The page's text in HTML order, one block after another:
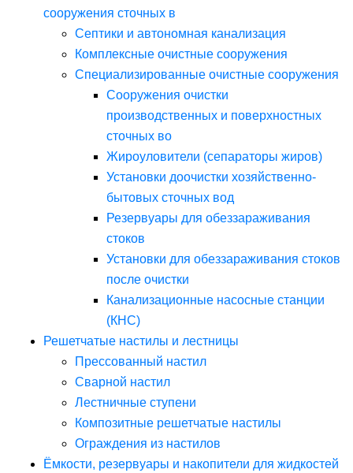
сооружения сточных в
Септики и автономная канализация
Комплексные очистные сооружения
Специализированные очистные сооружения
Сооружения очистки
производственных и поверхностных
сточных во
Жироуловители (сепараторы жиров)
Установки доочистки хозяйственно-
бытовых сточных вод
Резервуары для обеззараживания
стоков
Установки для обеззараживания стоков
после очистки
Канализационные насосные станции
(КНС)
Решетчатые настилы и лестницы
Прессованный настил
Сварной настил
Лестничные ступени
Композитные решетчатые настилы
Ограждения из настилов
Ёмкости, резервуары и накопители для жидкостей